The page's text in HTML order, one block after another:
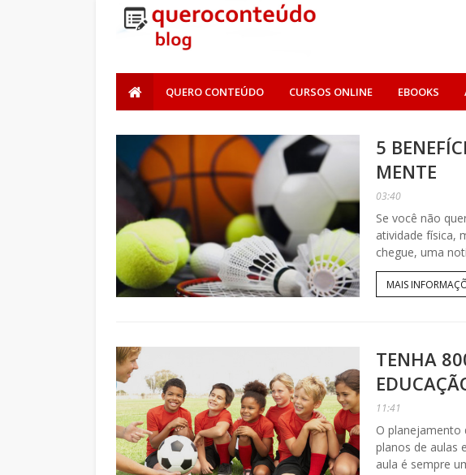
QUERO CONTEÚDO CURSOS ONLINE EBOOKS
5
MENTE
03:40
Se você não
atividade física,
chegue, uma
MAIS
TENHA
11:41
O planejamento
planos de aulas
aula é sempre